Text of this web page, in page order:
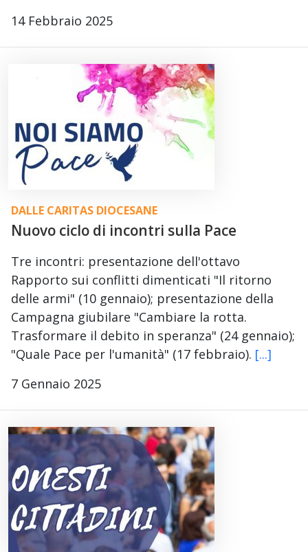
14 Febbraio 2025
DALLE CARITAS DIOCESANE
Nuovo ciclo di incontri sulla Pace
Tre incontri: presentazione dell'ottavo
Rapporto sui conflitti dimenticati "Il ritorno
delle armi" (10 gennaio); presentazione della
Campagna giubilare "Cambiare la rotta.
Trasformare il debito in speranza" (24 gennaio);
"Quale Pace per l'umanità" (17 febbraio). [...]
7 Gennaio 2025